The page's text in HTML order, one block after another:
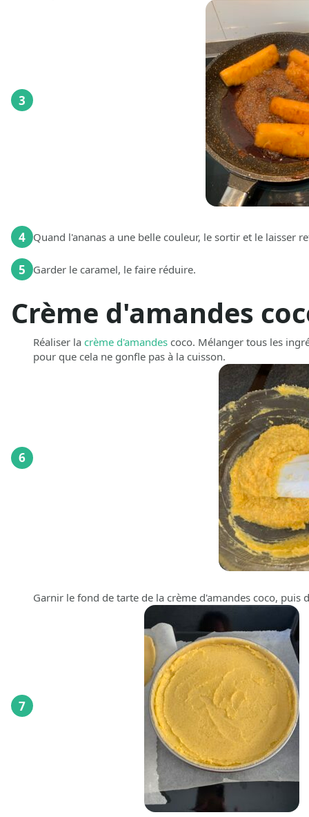
3
4 Quand l'ananas a une belle couleur, le sortir et le laisser
5 Garder le caramel, le faire réduire.
Crème d'amandes
6
Réaliser la crème d'amandes coco. Mélanger tous les
pour que cela ne gonfle pas à la cuisson.
7
Garnir le fond de tarte de la crème d'amandes coco, puis